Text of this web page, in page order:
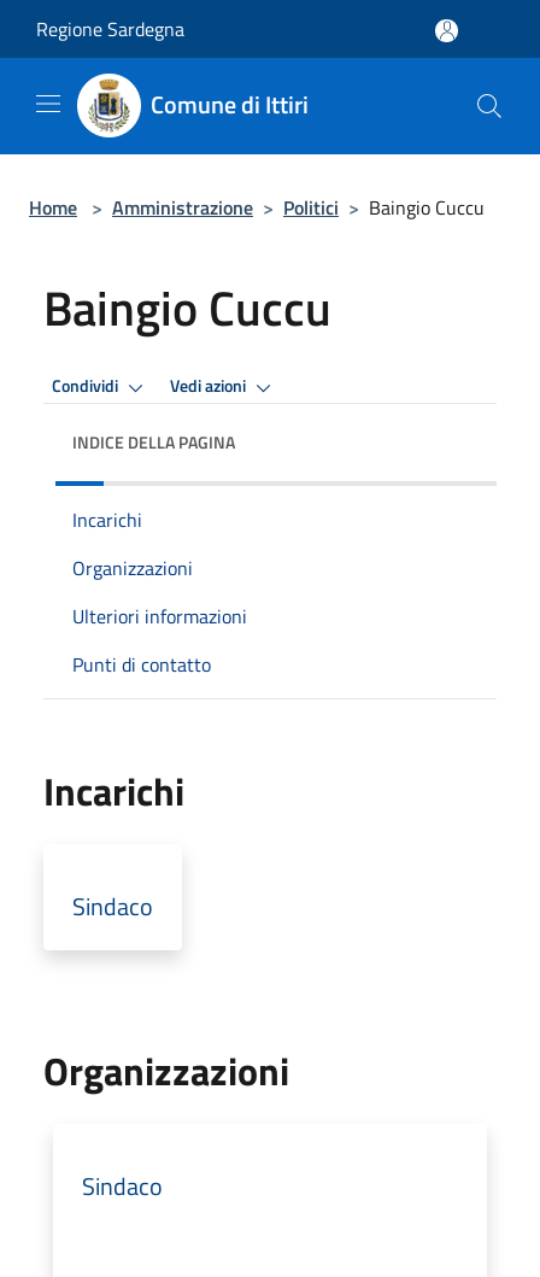
Regione Sardegna
Comune di Ittiri
Home > Amministrazione > Politici > Baingio Cuccu
Baingio Cuccu
Condividi Vedi azioni
INDICE DELLA PAGINA
Incarichi
Organizzazioni
Ulteriori informazioni
Punti di contatto
Incarichi
Sindaco
Organizzazioni
Sindaco